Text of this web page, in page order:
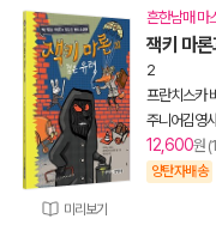
미리보기
흔한남매 마
잭키 마
2
프란치스카
주니어김영
12,600원
양탄자배송